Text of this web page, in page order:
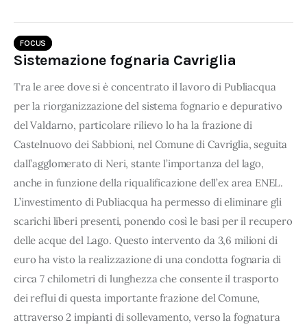
FOCUS
Sistemazione fognaria Cavriglia
Tra le aree dove si è concentrato il lavoro di Publiacqua
per la riorganizzazione del sistema fognario e depurativo
del Valdarno, particolare rilievo lo ha la frazione di
Castelnuovo dei Sabbioni, nel Comune di Cavriglia, seguita
dall’agglomerato di Neri, stante l’importanza del lago,
anche in funzione della riqualificazione dell’ex area ENEL.
L’investimento di Publiacqua ha permesso di eliminare gli
scarichi liberi presenti, ponendo così le basi per il recupero
delle acque del Lago. Questo intervento da 3,6 milioni di
euro ha visto la realizzazione di una condotta fognaria di
circa 7 chilometri di lunghezza che consente il trasporto
dei reflui di questa importante frazione del Comune,
attraverso 2 impianti di sollevamento, verso la fognatura